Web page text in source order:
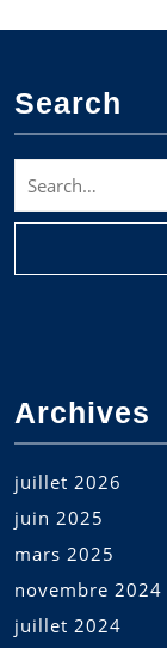
Search
for:
Archives
juillet 2026
juin 2025
mars 2025
novembre 2024
juillet 2024